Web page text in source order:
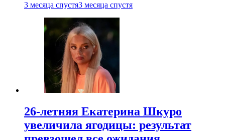
3 месяца спустя3 месяца спустя
26-летняя Екатерина Шкуро
увеличила ягодицы: результат